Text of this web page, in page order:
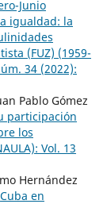
Junio
igualdad: la
(FUZ) (1959-
34 (2022):
Pablo Gómez
participación
los
Vol. 13
Hernández
Cuba en